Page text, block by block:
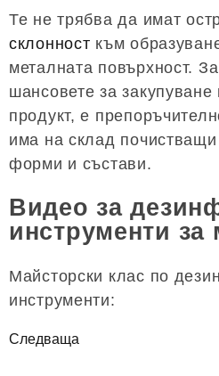
Те не трябва да имат
склонност към
металната повърхност.
шансовете за закупуване
продукт, е
има на склад
форми и състави.
Видео за
инструменти
Майсторски клас по
инструменти:
Следваща